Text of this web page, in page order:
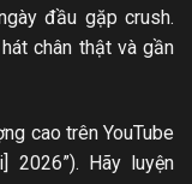
đầu gặp crush.
chân thật và gần
cao trên YouTube
2026”). Hãy luyện